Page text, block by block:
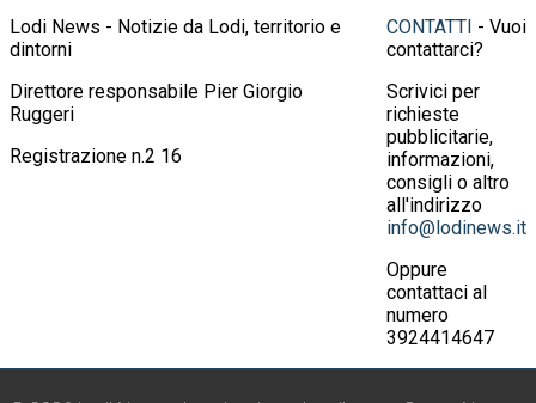
Lodi News - Notizie da Lodi, territorio e
dintorni
Direttore responsabile Pier Giorgio
Ruggeri
Registrazione n.2 16
CONTATTI - Vuoi
contattarci?
Scrivici per
richieste
pubblicitarie,
informazioni,
consigli o altro
all'indirizzo
info@lodinews.it
Oppure
contattaci al
numero
3924414647